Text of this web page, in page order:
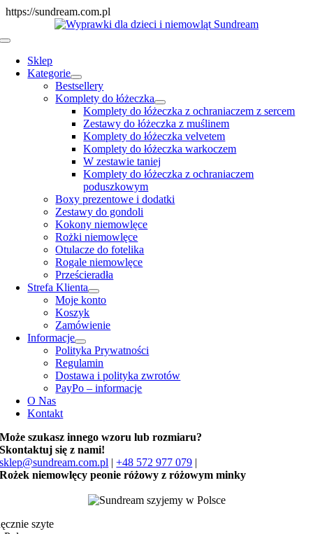
https://sundream.com.pl
to
Toggle
Navigation
Sklep
Kategorie
Bestsellery
Komplety do łóżeczka
Komplety do łóżeczka z ochraniaczem z sercem
Zestawy do łóżeczka z muślinem
Komplety do łóżeczka velvetem
Komplety do łóżeczka warkoczem
W zestawie taniej
Komplety do łóżeczka z ochraniaczem
poduszkowym
Boxy prezentowe i dodatki
Zestawy do gondoli
Kokony niemowlęce
Rożki niemowlęce
Otulacze do fotelika
Rogale niemowlęce
Prześcieradła
Strefa Klienta
Moje konto
Koszyk
Zamówienie
Informacje
Polityka Prywatności
Regulamin
Dostawa i polityka zwrotów
PayPo – informacje
O Nas
Kontakt
Może szukasz innego wzoru lub rozmiaru?
Skontaktuj się z nami!
sklep@sundream.com.pl |+48 572 977 079 |
Rożek niemowlęcy peonie różowy z różowym minky
szyte